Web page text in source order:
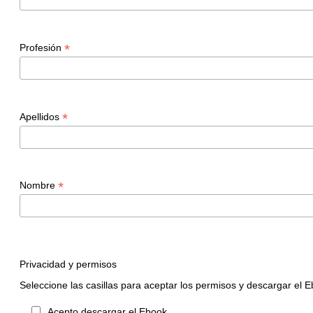
Profesión *
Apellidos *
Nombre *
Privacidad y permisos
Seleccione las casillas para aceptar los permisos y descargar el